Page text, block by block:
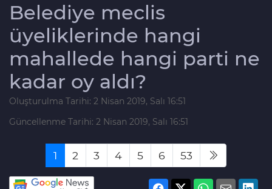
Belediye meclis
üyeliklerinde hangi
mahallede hangi parti ne
kadar oy aldı?
Oluşturulma Tarihi: 2 Nisan 2019, Salı 16:51
Güncellenme Tarihi: 2 Nisan 2019, Salı 16:51
1 2 3 4 5 6 53